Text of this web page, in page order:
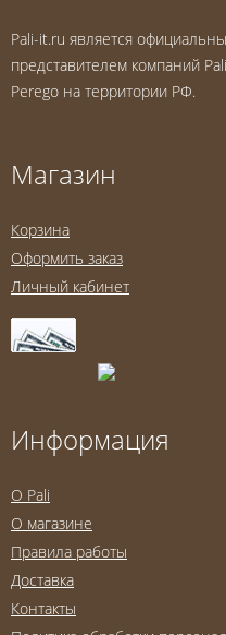
Pali-it.ru является
представителем компаний
Perego на территории РФ.
Магазин
Корзина
Оформить заказ
Личный кабинет
Информация
O Pali
О магазине
Правила работы
Доставка
Контакты